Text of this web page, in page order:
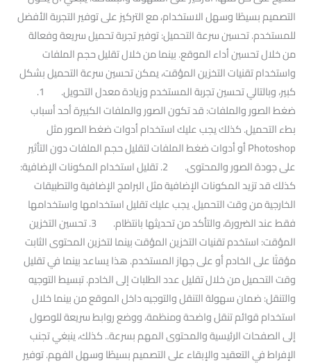
التصميم بسيطًا وسهل الاستخدام، مع التركيز على توفير التجربة الأفضل
للمستخدم. تحسين سرعة التحميل: توفير تجربة تحميل سريعة وفعالة
من خلال تحسين أداء الموقع. بينما من خلال تقليل حجم الملفات
واستخدام تقنيات التخزين المؤقت، يمكن تحسين سرعة التحميل بشكل
كبير، وبالتالي تحسين تجربة المستخدم وزيادة معدل التحويل. 1.
ضغط الصور والملفات: قد تكون الصور والملفات الكبيرة أحد أسباب
بطء التحميل. كذلك يجب عليك استخدام أدوات ضغط الصور مثل
Photoshop أو أدوات ضغط الملفات لتقليل حجم الملفات دون التأثير
على جودة الصور والمحتوى. 2. تقليل استخدام المكونات الإضافية:
كذلك قد تزيد المكونات الإضافية مثل البرامج الإضافية والتطبيقات
الخارجية من وقت التحميل. يجب عليك تقليل استخدامها واستخدامها
فقط عند الضرورة، والتأكد من تحديثها بانتظام. 3. تحسين التخزين
المؤقت: استخدم تقنيات التخزين المؤقت بينما لتخزين المحتوى الثابت
مؤقتًا على الخادم أو على جهاز المستخدم. هذا يساعد بينما في تقليل
وقت التحميل من خلال تقليل عدد الطلبات إلى الخادم. تبسيط التوجيه
والتنقل: ضمان سهولة التنقل والتوجيه داخل الموقع من بينما خلال
استخدام قوائم تنقل واضحة ومنظمة، ووضع روابط سريعة للوصول
إلى الصفحات الرئيسية والمحتوى المهم بسرعة.. كذلك، ينبغي تجنب
الإفراط في التعقيد والإبقاء على التصميم بسيطًا وسهل الفهم. توفير